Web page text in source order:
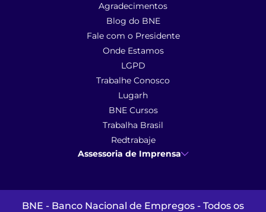
Agradecimentos
Blog do BNE
Fale com o Presidente
Onde Estamos
LGPD
Trabalhe Conosco
Lugarh
BNE Cursos
Trabalha Brasil
Redtrabaje
Assessoria de Imprensa
(41) 9 9102-1413
BNE - Banco Nacional de Empregos - Todos os